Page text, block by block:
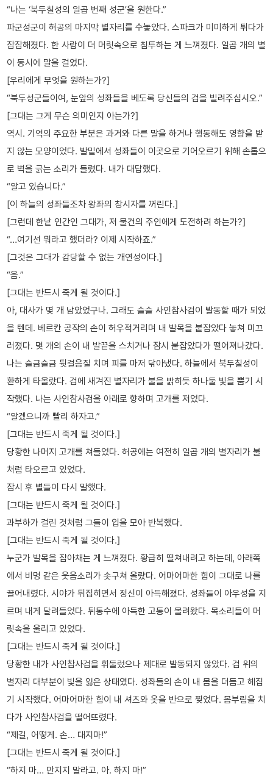
“나는 ‘북두칠성의 일곱 번째 성군’을 원한다.”
파군성군이 허공의 마지막 별자리를 수놓았다. 스파크가 미미하게 튀다가
잠잠해졌다. 한 사람이 더 머릿속으로 침투하는 게 느껴졌다. 일곱 개의 별
이 동시에 말을 걸었다.
[우리에게 무엇을 원하는가?]
“북두성군들이여, 눈앞의 성좌들을 베도록 당신들의 검을 빌려주십시오.”
[그대는 그게 무슨 의미인지 아는가?]
역시. 기억의 주요한 부분은 과거와 다른 말을 하거나 행동해도 영향을 받
지 않는 모양이었다. 발밑에서 성좌들이 이곳으로 기어오르기 위해 손톱으
로 벽을 긁는 소리가 들렸다. 내가 대답했다.
“알고 있습니다.”
[이 하늘의 성좌들조차 왕좌의 창시자를 꺼린다.]
[그런데 한낱 인간인 그대가, 저 물건의 주인에게 도전하려 하는가?]
“…여기선 뭐라고 했더라? 이제 시작하죠.”
[그것은 그대가 감당할 수 없는 개연성이다.]
“음.”
[그대는 반드시 죽게 될 것이다.]
아, 대사가 몇 개 남았었구나. 그래도 슬슬 사인참사검이 발동할 때가 되었
을 텐데. 베르칸 공작의 손이 허우적거리며 내 발목을 붙잡았다 놓쳐 미끄
러졌다. 몇 개의 손이 내 발끝을 스치거나 잠시 붙잡았다가 떨어져나갔다.
나는 슬금슬금 뒷걸음질 치며 피를 마저 닦아냈다. 하늘에서 북두칠성이
환하게 타올랐다. 검에 새겨진 별자리가 불을 밝히듯 하나둘 빛을 뿜기 시
작했다. 나는 사인참사검을 아래로 향하며 고개를 저었다.
“알겠으니까 빨리 하자고.”
[그대는 반드시 죽게 될 것이다.]
당황한 나머지 고개를 쳐들었다. 허공에는 여전히 일곱 개의 별자리가 불
처럼 타오르고 있었다.
잠시 후 별들이 다시 말했다.
[그대는 반드시 죽게 될 것이다.]
과부하가 걸린 것처럼 그들이 입을 모아 반복했다.
[그대는 반드시 죽게 될 것이다.]
누군가 발목을 잡아채는 게 느껴졌다. 황급히 떨쳐내려고 하는데, 아래쪽
에서 비명 같은 웃음소리가 솟구쳐 올랐다. 어마어마한 힘이 그대로 나를
끌어내렸다. 시야가 뒤집히면서 정신이 아득해졌다. 성좌들이 아우성을 지
르며 내게 달려들었다. 뒤통수에 아득한 고통이 몰려왔다. 목소리들이 머
릿속을 울리고 있었다.
[그대는 반드시 죽게 될 것이다.]
당황한 내가 사인참사검을 휘둘렀으나 제대로 발동되지 않았다. 검 위의
별자리 대부분이 빛을 잃은 상태였다. 성좌들의 손이 내 몸을 더듬고 헤집
기 시작했다. 어마어마한 힘이 내 셔츠와 옷을 반으로 찢었다. 몸부림을 치
다가 사인참사검을 떨어뜨렸다.
“제길, 어떻게. 손… 대지마!”
[그대는 반드시 죽게 될 것이다.]
“하지 마… 만지지 말라고. 아. 하지 마!”